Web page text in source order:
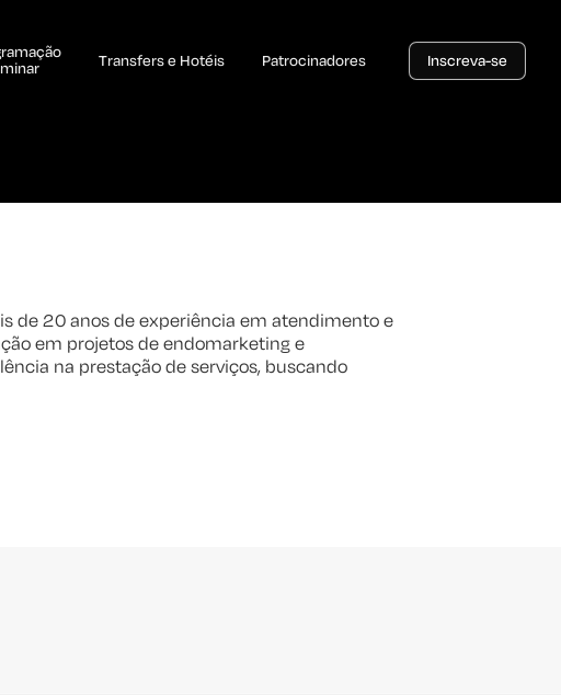
Transfers e Hotéis Patrocinadores Inscreva-se
de 20 anos de experiência em atendimento e
em projetos de endomarketing e
na prestação de serviços, buscando